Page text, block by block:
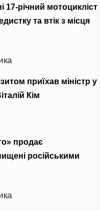
річний мотоцикліст
та втік з місця
приїхав міністр у
Кім
продає
російськими